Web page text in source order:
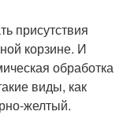
присутствия
корзине. И
обработка
виды, как
желтый.